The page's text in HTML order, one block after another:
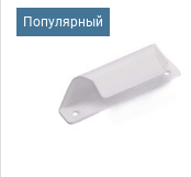
Популярный